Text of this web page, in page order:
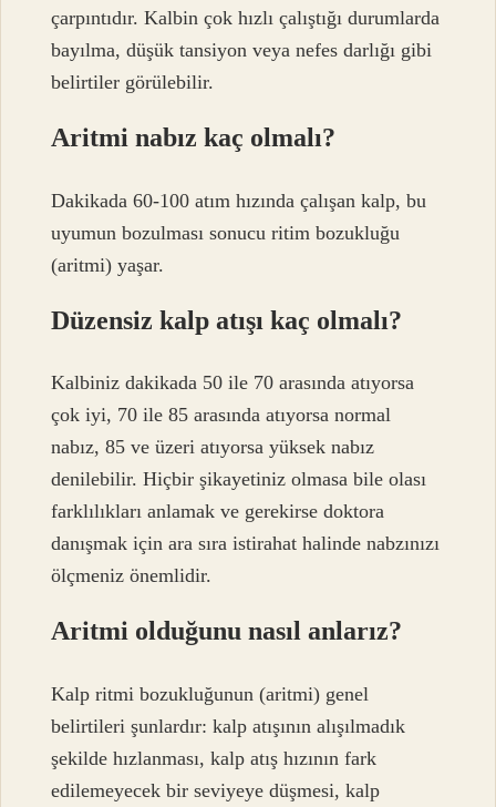
çarpıntıdır. Kalbin çok hızlı çalıştığı durumlarda
bayılma, düşük tansiyon veya nefes darlığı gibi
belirtiler görülebilir.
Aritmi nabız kaç olmalı?
Dakikada 60-100 atım hızında çalışan kalp, bu
uyumun bozulması sonucu ritim bozukluğu
(aritmi) yaşar.
Düzensiz kalp atışı kaç olmalı?
Kalbiniz dakikada 50 ile 70 arasında atıyorsa
çok iyi, 70 ile 85 arasında atıyorsa normal
nabız, 85 ve üzeri atıyorsa yüksek nabız
denilebilir. Hiçbir şikayetiniz olmasa bile olası
farklılıkları anlamak ve gerekirse doktora
danışmak için ara sıra istirahat halinde nabzınızı
ölçmeniz önemlidir.
Aritmi olduğunu nasıl anlarız?
Kalp ritmi bozukluğunun (aritmi) genel
belirtileri şunlardır: kalp atışının alışılmadık
şekilde hızlanması, kalp atış hızının fark
edilemeyecek bir seviyeye düşmesi, kalp